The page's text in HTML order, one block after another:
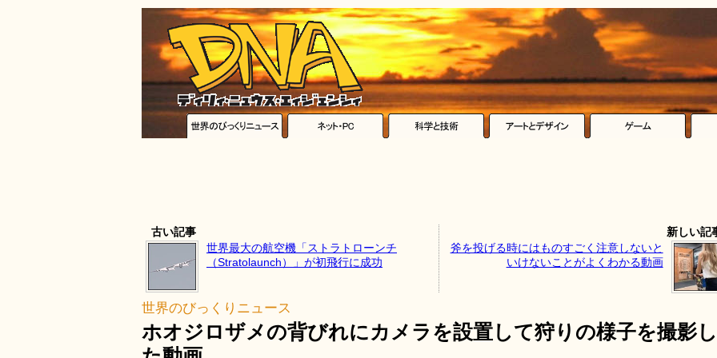
古い記事
世界最大の航空機「ストラトローンチ
（Stratolaunch）」が初飛行に成功
新しい記
斧を投げる時にはものすごく注意しないと
いけないことがよくわかる動画
世界のびっくりニュース
ホオジロザメの背びれにカメラを設置して狩りの様子を撮影し